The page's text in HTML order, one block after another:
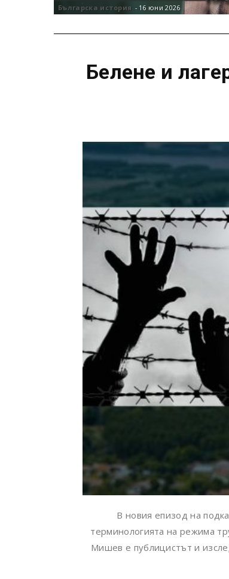
Българска история - 16 юни 2026
Белене и
В новия епизод на
терминологията на режима
Мишев е публицистът и